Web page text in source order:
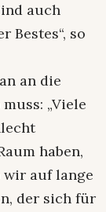
auch
Bestes“, so
an die
„Viele
haben,
auf lange
der sich für